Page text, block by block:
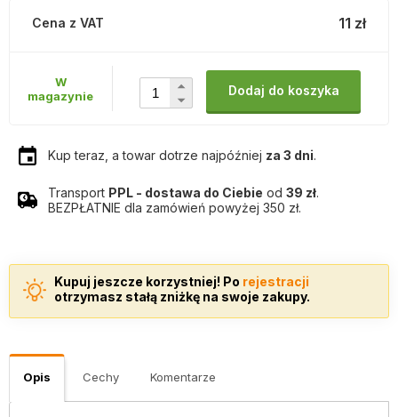
11 zł
Cena z VAT
W
magazynie
Dodaj do koszyka
Kup teraz, a towar dotrze najpóźniej za 3 dni.
Transport PPL - dostawa do Ciebie od 39 zł.
BEZPŁATNIE dla zamówień powyżej 350 zł.
Kupuj jeszcze korzystniej! Po rejestracji
otrzymasz stałą zniżkę na swoje zakupy.
Opis Cechy Komentarze